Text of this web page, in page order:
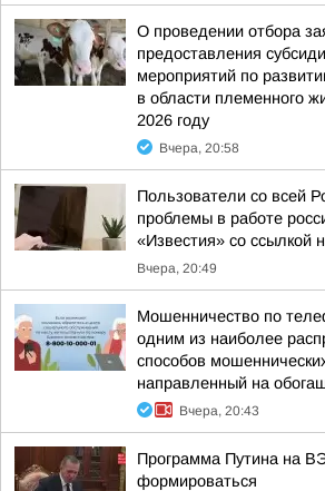
О проведении отбора
предоставления
мероприятий по
в области племенного
2026 году
Вчера, 20:58
Пользователи со всей
проблемы в работе
«Известия» со ссылкой
Вчера, 20:49
Мошенничество по
одним из наиболее
способов
направленный на
Вчера, 20:43
Программа Путина на
формироваться